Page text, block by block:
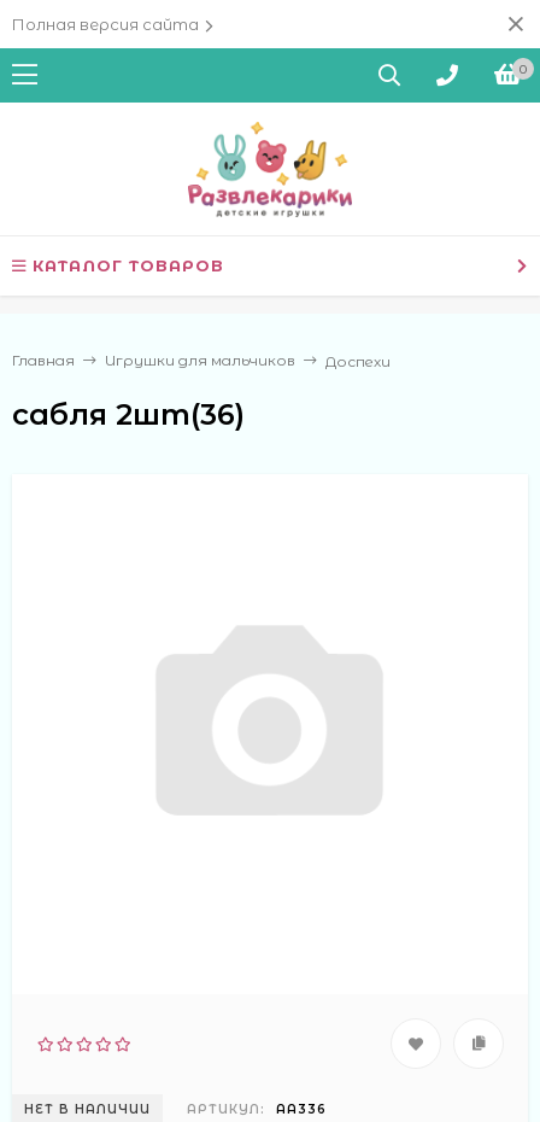
Полная версия сайта
0
КАТАЛОГ ТОВАРОВ
Главная Игрушки для мальчиков Доспехи
сабля 2шт(36)
НЕТ В НАЛИЧИИ АРТИКУЛ: АА336